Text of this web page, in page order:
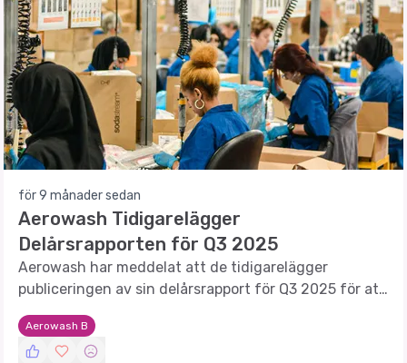
för 9 månader sedan
Aerowash Tidigarelägger
Delårsrapporten för Q3 2025
Aerowash har meddelat att de tidigarelägger
publiceringen av sin delårsrapport för Q3 2025 för att
underlätta en pågående företrädesemission.
Aerowash B